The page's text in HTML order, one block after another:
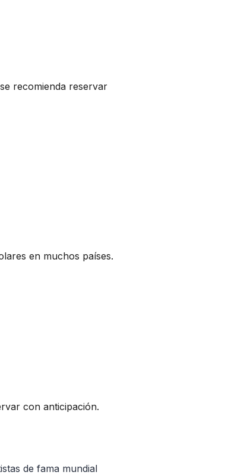
recomienda reservar
en muchos países.
con anticipación.
de fama mundial